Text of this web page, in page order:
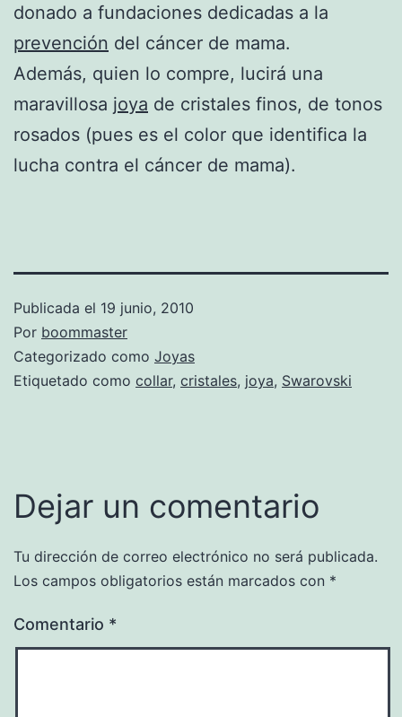
donado a fundaciones dedicadas a la
prevención del cáncer de mama.
Además, quien lo compre, lucirá una
maravillosa joya de cristales finos, de tonos
rosados (pues es el color que identifica la
lucha contra el cáncer de mama).
Publicada el 19 junio, 2010
Por boommaster
Categorizado como Joyas
Etiquetado como collar, cristales, joya, Swarovski
Dejar un comentario
Tu dirección de correo electrónico no será publicada.
Los campos obligatorios están marcados con *
Comentario *